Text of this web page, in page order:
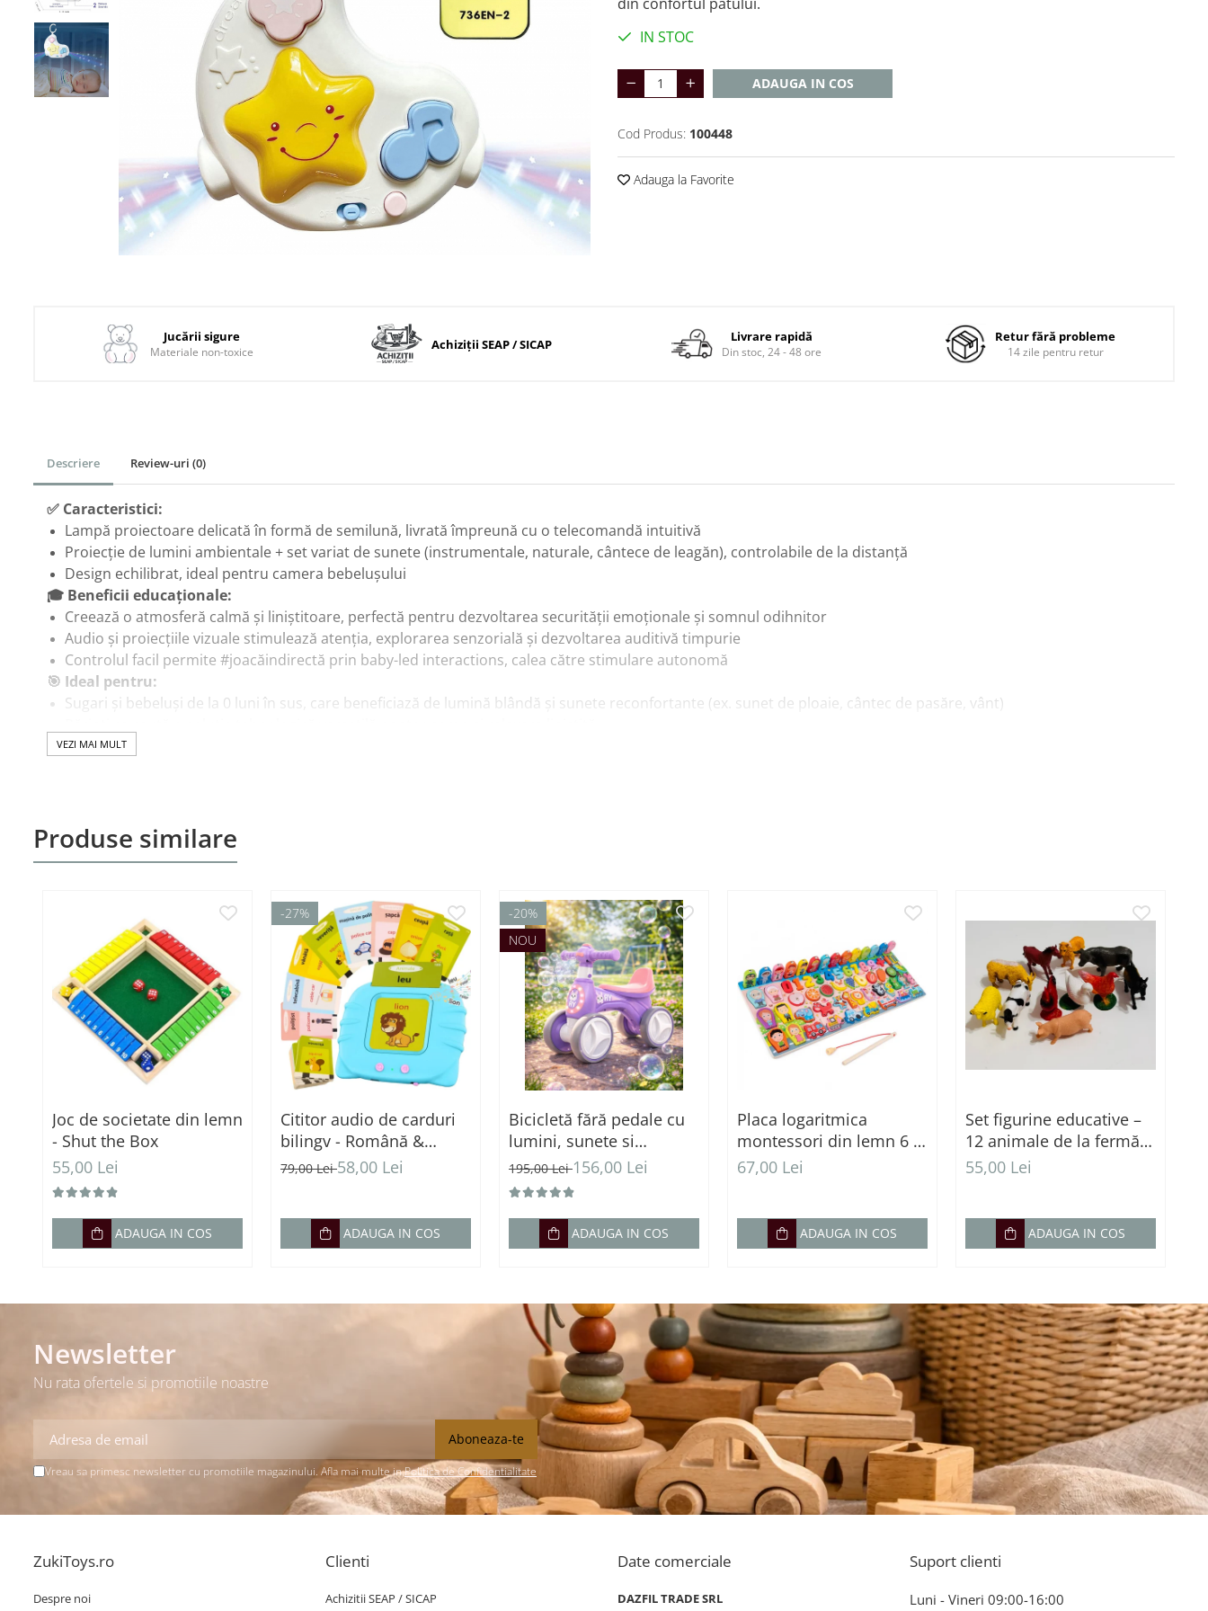
2–3 ani
3–4 ani
4–6 ani
Carti & Activitati pentru Copii
Busy Book & Carti Interactive
Carti de Colorat & Activitati
Balansoare & Covorase de
Depozitare & Organizare
Masinute Electrice
Role si Skateboard
Trotinete & Triciclete pentru Copii
Joaca de Vara & Apa
Piscina & Joaca cu Apa
Colaci & Saltele Gonflabile
Jucarii pentru Plaja
Joaca in Aer Liber
Jucarii Educative & Invatare
Jocuri de Constructie &
Jucarii din Lemn Natural
Trenulete & Seturi Feroviare
Invatare prin Joaca
Jucarii pentru Dezvoltare
IN STOC
ADAUGA IN COS
Cod Produs: 100448
Adauga la Favorite
Jucării sigure
Materiale non-toxice Achiziții SEAP / SICAP Livrare rapidă
Din stoc, 24 - 48 ore
Retur fără probleme
14 zile pentru retur
Descriere Review-uri (0)
✅ Caracteristici:
Lampă proiectoare delicată în formă de semilună, livrată împreună cu o telecomandă intuitivă
Proiecție de lumini ambientale + set variat de sunete (instrumentale, naturale, cântece de leagăn), controlabile de la distanță
Design echilibrat, ideal pentru camera bebelușului
🎓 Beneficii educaționale:
Creează o atmosferă calmă și liniștitoare, perfectă pentru dezvoltarea securității emoționale și somnul odihnitor
Audio și proiecțiile vizuale stimulează atenția, explorarea senzorială și dezvoltarea auditivă timpurie
Controlul facil permite #joacăindirectă prin baby-led interactions, calea către stimulare autonomă
🎯 Ideal pentru:
Sugari și bebeluși de la 0 luni în sus, care beneficiază de lumină blândă și sunete reconfortante (ex. sunet de ploaie, cântec de pasăre, vânt)
Cadouri cu dublă utilitate: decorație + instrument sănătos pentru rutina de seară
VEZI MAI MULT
Produse similare
Joc de societate din lemn
- Shut the Box
55,00 Lei
ADAUGA IN COS
-27%
Cititor audio de carduri
bilingv - Română &
Engleză Albastru (224
79,00 Lei58,00 Lei
ADAUGA IN COS
-20%
NOU
Bicicletă fără pedale cu
lumini, sunete si
baloane de sapun - roz
195,00 Lei156,00 Lei
ADAUGA IN COS
Placa logaritmica
montessori din lemn 6 in
1
67,00 Lei
ADAUGA IN COS
Set figurine educative –
12 animale de la fermă
multicolore
55,00 Lei
ADAUGA IN COS
Newsletter
Nu rata ofertele si promotiile noastre
Vreau sa primesc newsletter cu promotiile magazinului. Afla mai multe inPolitica de Confidentialitate
ZukiToys.ro
Despre noi
Clienti
Achizitii SEAP / SICAP
Date comerciale
DAZFIL TRADE SRL
Suport clienti
Luni - Vineri 09:00-16:00